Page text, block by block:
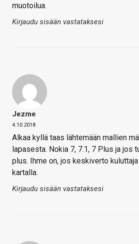
muotoilua.
Kirjaudu sisään vastataksesi
Jezme
4.10.2018
Alkaa kyllä taas lähtemään mallien
lapasesta. Nokia 7, 7.1, 7 Plus ja jos
plus. Ihme on, jos keskiverto
kartalla.
Kirjaudu sisään vastataksesi